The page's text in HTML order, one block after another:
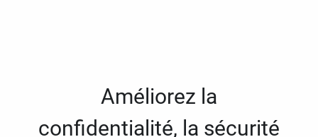
Améliorez la
confidentialité, la sécurité